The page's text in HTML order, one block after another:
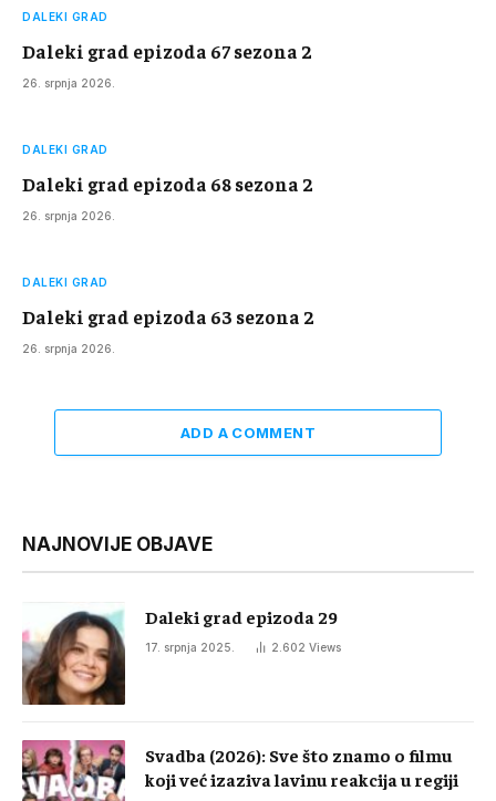
DALEKI GRAD
Daleki grad epizoda 67 sezona 2
26. srpnja 2026.
DALEKI GRAD
Daleki grad epizoda 68 sezona 2
26. srpnja 2026.
DALEKI GRAD
Daleki grad epizoda 63 sezona 2
26. srpnja 2026.
ADD A COMMENT
NAJNOVIJE OBJAVE
Daleki grad epizoda 29
17. srpnja 2025. 2.602 Views
Svadba (2026): Sve što znamo o filmu
koji već izaziva lavinu reakcija u regiji